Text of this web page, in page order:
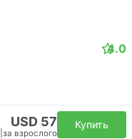
4.0
USD 57
за взрослого
Купить